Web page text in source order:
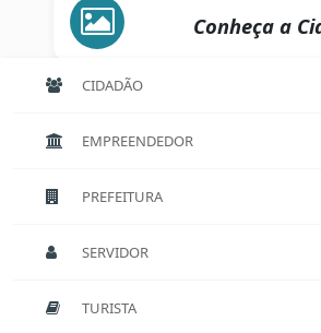
Conheça a
CIDADÃO
EMPREENDEDOR
PREFEITURA
SERVIDOR
TURISTA